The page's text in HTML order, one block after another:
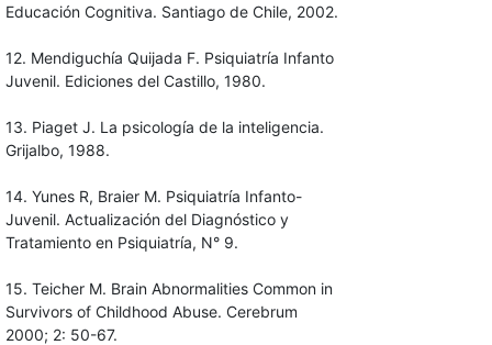
Educación Cognitiva. Santiago de Chile, 2002.
12. Mendiguchía Quijada F. Psiquiatría Infanto
Juvenil. Ediciones del Castillo, 1980.
13. Piaget J. La psicología de la inteligencia.
Grijalbo, 1988.
14. Yunes R, Braier M. Psiquiatría Infanto-
Juvenil. Actualización del Diagnóstico y
Tratamiento en Psiquiatría, N° 9.
15. Teicher M. Brain Abnormalities Common in
Survivors of Childhood Abuse. Cerebrum
2000; 2: 50-67.